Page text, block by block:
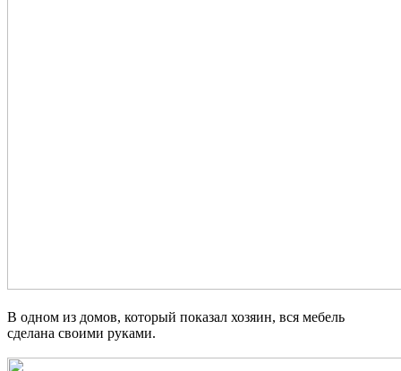
В одном из домов, который показал хозяин, вся мебель
сделана своими руками.